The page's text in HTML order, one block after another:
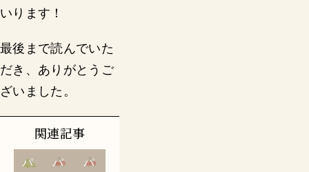
いります！
最後まで読んでいた
だき、ありがとうご
ざいました。
関連記事
パ
パ
パ